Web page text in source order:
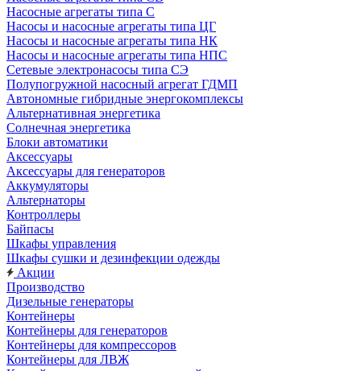
Насосные агрегаты типа С
Насосы и насосные агрегаты типа ЦГ
Насосы и насосные агрегаты типа НК
Насосы и насосные агрегаты типа НПС
Сетевые электронасосы типа СЭ
Полупогружной насосный агрегат ГДМП
Автономные гибридные энергокомплексы
Альтернативная энергетика
Солнечная энергетика
Блоки автоматики
Аксессуары
Аксессуары для генераторов
Аккумуляторы
Альтернаторы
Контроллеры
Байпасы
Шкафы управления
Шкафы сушки и дезинфекции одежды
Акции
Производство
Дизельные генераторы
Контейнеры
Контейнеры для генераторов
Контейнеры для компрессоров
Контейнеры для ЛВЖ